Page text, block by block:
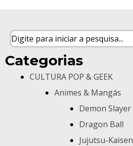
Categorias
CULTURA POP & GEEK
Animes & Mangás
Demon Slayer
Dragon Ball
Jujutsu-Kaisen